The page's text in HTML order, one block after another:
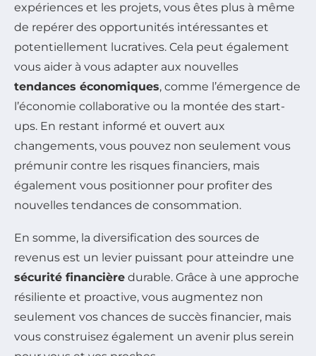
expériences et les projets, vous êtes plus à même
de repérer des opportunités intéressantes et
potentiellement lucratives. Cela peut également
vous aider à vous adapter aux nouvelles
tendances économiques, comme l’émergence de
l’économie collaborative ou la montée des start-
ups. En restant informé et ouvert aux
changements, vous pouvez non seulement vous
prémunir contre les risques financiers, mais
également vous positionner pour profiter des
nouvelles tendances de consommation.
En somme, la diversification des sources de
revenus est un levier puissant pour atteindre une
sécurité financière durable. Grâce à une approche
résiliente et proactive, vous augmentez non
seulement vos chances de succès financier, mais
vous construisez également un avenir plus serein